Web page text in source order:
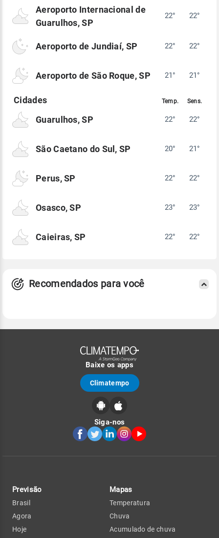
Aeroporto Internacional de
Guarulhos, SP
22° 22°
Aeroporto de Jundiaí, SP 22° 22°
Aeroporto de São Roque, SP 21° 21°
Guarulhos, SP 22° 22°
São Caetano do Sul, SP 20° 21°
Perus, SP 22° 22°
Osasco, SP 23° 23°
Caieiras, SP 22° 22°
Recomendados para você
Baixe os apps
Climatempo
Siga-nos
Previsão
Brasil
Agora
Hoje
Mapas
Temperatura
Chuva
Acumulado de chuva